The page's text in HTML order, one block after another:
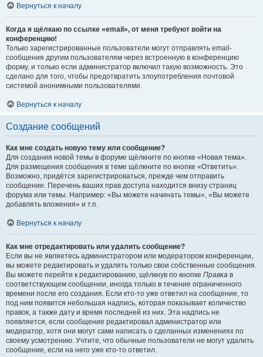
Вернуться к началу
Когда я щёлкаю по ссылке «email», от меня требуют войти на
конференцию!
Только зарегистрированные пользователи могут отправлять email-
сообщения другим пользователям через встроенную в конференцию
форму, и только если администратор включил такую возможность. Это
сделано для того, чтобы предотвратить злоупотребления почтовой
системой анонимными пользователями.
Вернуться к началу
Создание сообщений
Как мне создать новую тему или сообщение?
Для создания новой темы в форуме щёлкните по кнопке «Новая тема».
Для размещения сообщения в теме щёлкните по кнопке «Ответить».
Возможно, придётся зарегистрироваться, прежде чем отправить
сообщение. Перечень ваших прав доступа находится внизу страниц
форума или темы. Например: «Вы можете начинать темы», «Вы можете
добавлять вложения» и т.п.
Вернуться к началу
Как мне отредактировать или удалить сообщение?
Если вы не являетесь администратором или модератором конференции,
вы можете редактировать и удалять только свои собственные сообщения.
Вы можете перейти к редактированию, щёлкнув по кнопке Правка в
соответствующем сообщении, иногда только в течение ограниченного
времени после его создания. Если кто-то уже ответил на сообщение, то
под ним появится небольшая надпись, которая показывает количество
правок, а также дату и время последней из них. Эта надпись не
появляется, если сообщение редактировал администратор или
модератор, хотя они могут сами написать о сделанных изменениях по
своему усмотрению. Учтите, что обычные пользователи не могут удалить
сообщение, если на него уже кто-то ответил.